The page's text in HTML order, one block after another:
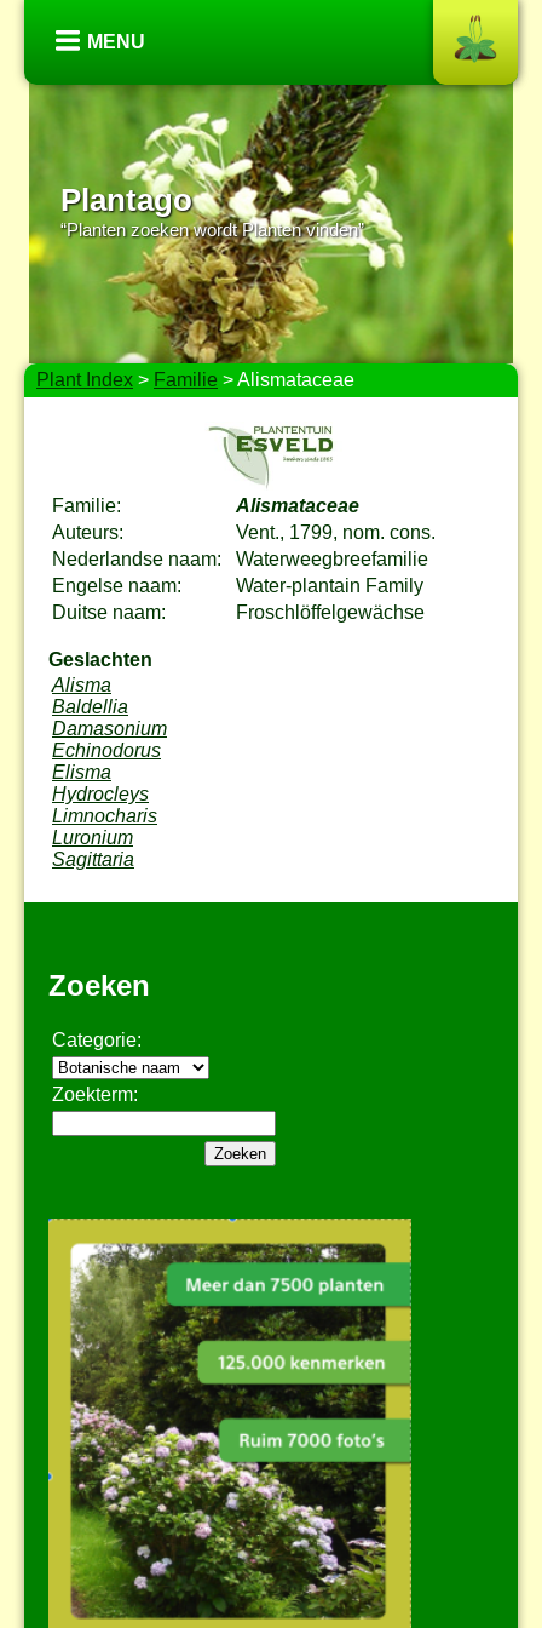
MENU
Plantago
“Planten zoeken wordt Planten vinden”
Plant Index > Familie > Alismataceae
Familie:
Alismataceae
Auteurs:
Vent., 1799, nom. cons.
Nederlandse naam:
Waterweegbreefamilie
Engelse naam:
Water-plantain Family
Duitse naam:
Froschlöffelgewächse
Geslachten
Alisma
Baldellia
Damasonium
Echinodorus
Elisma
Hydrocleys
Limnocharis
Luronium
Sagittaria
Zoeken
Categorie:
Zoekterm: